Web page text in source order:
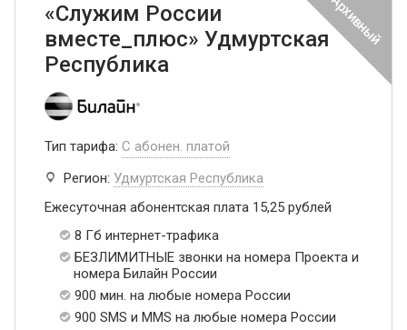
«Служим России
вместе_плюс» Удмуртская
Республика
Тип тарифа: С абонен. платой
Регион: Удмуртская Республика
Ежесуточная абонентская плата 15,25 рублей
8 Гб интернет-трафика
БЕЗЛИМИТНЫЕ звонки на номера Проекта и
номера Билайн России
900 мин. на любые номера России
900 SMS и MMS на любые номера России